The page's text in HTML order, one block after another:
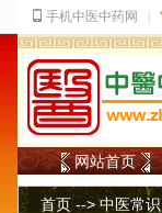
网站首页
首页 -->中医常识